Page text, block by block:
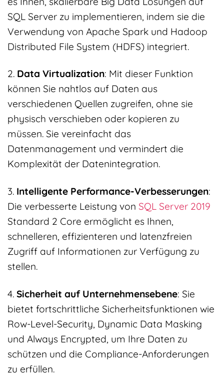
SQL Server zu implementieren, indem sie die
Verwendung von Apache Spark und Hadoop
Distributed File System (HDFS) integriert.
2. Data Virtualization: Mit dieser Funktion
können Sie nahtlos auf Daten aus
verschiedenen Quellen zugreifen, ohne sie
physisch verschieben oder kopieren zu
müssen. Sie vereinfacht das
Datenmanagement und vermindert die
Komplexität der Datenintegration.
3. Intelligente Performance-Verbesserungen:
Die verbesserte Leistung von SQL Server 2019
Standard 2 Core ermöglicht es Ihnen,
schnelleren, effizienteren und latenzfreien
Zugriff auf Informationen zur Verfügung zu
stellen.
4. Sicherheit auf Unternehmensebene: Sie
bietet fortschrittliche Sicherheitsfunktionen wie
Row-Level-Security, Dynamic Data Masking
und Always Encrypted, um Ihre Daten zu
schützen und die Compliance-Anforderungen
zu erfüllen.